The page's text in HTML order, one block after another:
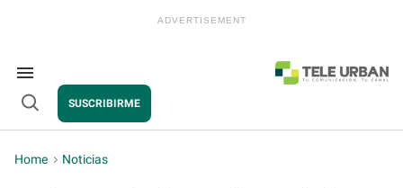
Search
&
Section
Navigation
Open
SUSCRIBIRME
Home > Noticias